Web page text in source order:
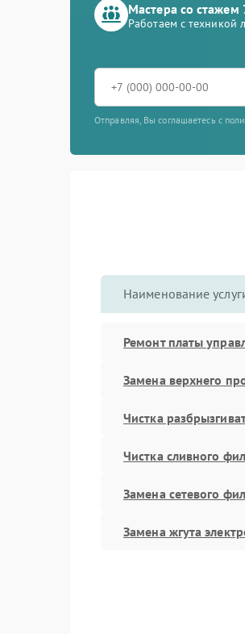
Мастера со стажем
Работаем с техникой
Отправляя, Вы соглашаетесь с
Наименование
Ремонт платы
Замена верхнего
Чистка
Чистка сливного
Замена сетевого
Замена жгута